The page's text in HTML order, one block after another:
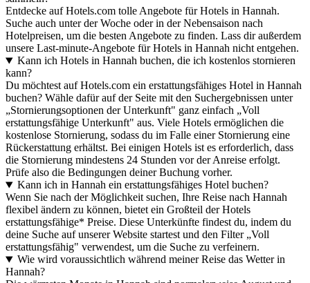
Entdecke auf Hotels.com tolle Angebote für Hotels in Hannah.
Suche auch unter der Woche oder in der Nebensaison nach
Hotelpreisen, um die besten Angebote zu finden. Lass dir außerdem
unsere Last-minute-Angebote für Hotels in Hannah nicht entgehen.
Kann ich Hotels in Hannah buchen, die ich kostenlos stornieren
kann?
Du möchtest auf Hotels.com ein erstattungsfähiges Hotel in Hannah
buchen? Wähle dafür auf der Seite mit den Suchergebnissen unter
„Stornierungsoptionen der Unterkunft" ganz einfach „Voll
erstattungsfähige Unterkunft" aus. Viele Hotels ermöglichen die
kostenlose Stornierung, sodass du im Falle einer Stornierung eine
Rückerstattung erhältst. Bei einigen Hotels ist es erforderlich, dass
die Stornierung mindestens 24 Stunden vor der Anreise erfolgt.
Prüfe also die Bedingungen deiner Buchung vorher.
Kann ich in Hannah ein erstattungsfähiges Hotel buchen?
Wenn Sie nach der Möglichkeit suchen, Ihre Reise nach Hannah
flexibel ändern zu können, bietet ein Großteil der Hotels
erstattungsfähige* Preise. Diese Unterkünfte findest du, indem du
deine Suche auf unserer Website startest und den Filter „Voll
erstattungsfähig" verwendest, um die Suche zu verfeinern.
Wie wird voraussichtlich während meiner Reise das Wetter in
Hannah?